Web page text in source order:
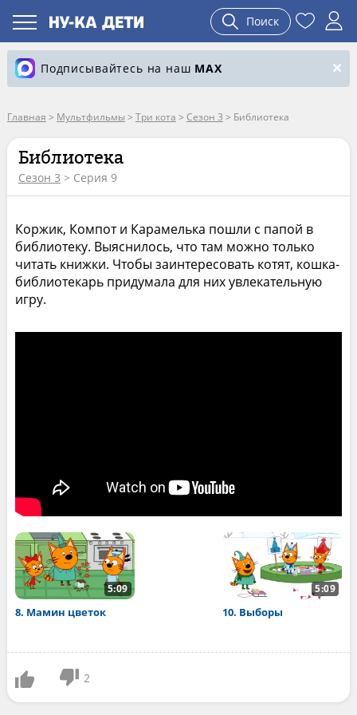
Поиск
Подписывайтесь на наш MAX
Главная > Мультфильмы > Три кота > Сезон 3 > Библиотека
Библиотека
Сезон 3 > Серия 9
Коржик, Компот и Карамелька пошли с папой в
библиотеку. Выяснилось, что там можно только
читать книжки. Чтобы заинтересовать котят, кошка-
библиотекарь придумала для них увлекательную
игру.
5:09
8. Мамин цветок
5:09
10. Выборы
2